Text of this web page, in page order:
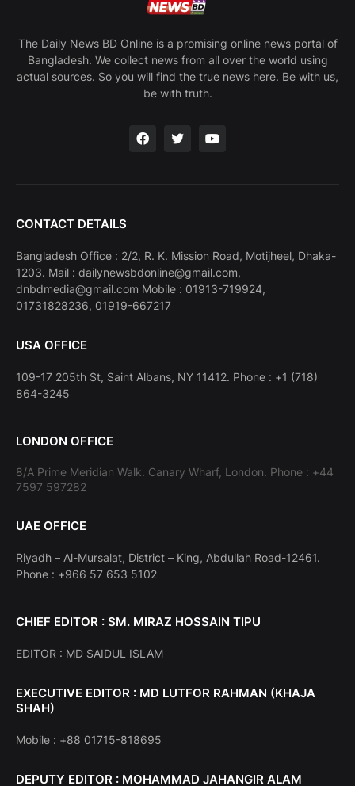
The Daily News BD Online is a promising online news portal of
Bangladesh. We collect news from all over the world using
actual sources. So you will find the true news here. Be with us,
be with truth.
CONTACT DETAILS
Bangladesh Office : 2/2, R. K. Mission Road, Motijheel, Dhaka-
1203. Mail : dailynewsbdonline@gmail.com,
dnbdmedia@gmail.com Mobile : 01913-719924,
01731828236, 01919-667217
USA OFFICE
109-17 205th St, Saint Albans, NY 11412. Phone : +1 (718)
864-3245
LONDON OFFICE
8/A Prime Meridian Walk. Canary Wharf, London. Phone : +44
7597 597282
UAE OFFICE
Riyadh – Al-Mursalat, District – King, Abdullah Road-12461.
Phone : +966 57 653 5102
CHIEF EDITOR : SM. MIRAZ HOSSAIN TIPU
EDITOR : MD SAIDUL ISLAM
EXECUTIVE EDITOR : MD LUTFOR RAHMAN (KHAJA
SHAH)
Mobile : +88 01715-818695
DEPUTY EDITOR : MOHAMMAD JAHANGIR ALAM